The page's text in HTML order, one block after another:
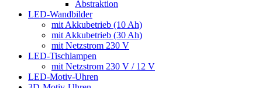
Abstraktion
LED-Wandbilder
mit Akkubetrieb (10 Ah)
mit Akkubetrieb (30 Ah)
mit Netzstrom 230 V
LED-Tischlampen
mit Netzstrom 230 V / 12 V
LED-Motiv-Uhren